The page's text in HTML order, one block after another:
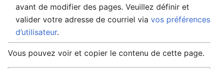
avant de modifier des pages. Veuillez définir et
valider votre adresse de courriel via vos préférences
d’utilisateur.
Vous pouvez voir et copier le contenu de cette page.